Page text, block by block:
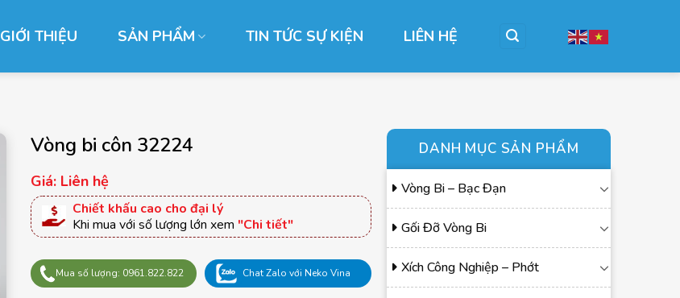
GIỚI THIỆU SẢN PHẨM TIN TỨC SỰ KIỆN LIÊN HỆ
DANH MỤC SẢN PHẨM
Vòng Bi – Bạc Đạn
Gối Đỡ Vòng Bi
Xích Công Nghiệp – Phớt
Vòng bi côn 32224
Giá: Liên hệ
Chiết khấu cao cho đại lý
Khi mua với số lượng lớn xem "Chi tiết"
Mua số lượng: 0961.822.822 Chat Zalo với Neko Vina